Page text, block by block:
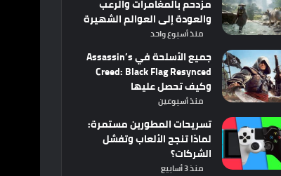
مزدحم بالمغامرات والرعب
والعودة إلى العوالم الشهيرة
منذ أسبوع واحد
جميع الأسلحة في Assassin’s
Creed: Black Flag Resynced
وكيف تحصل عليها
منذ أسبوعين
تسريحات المطورين مستمرة:
لماذا تنجح الألعاب وتفشل
الشركات؟
منذ 3 أسابيع